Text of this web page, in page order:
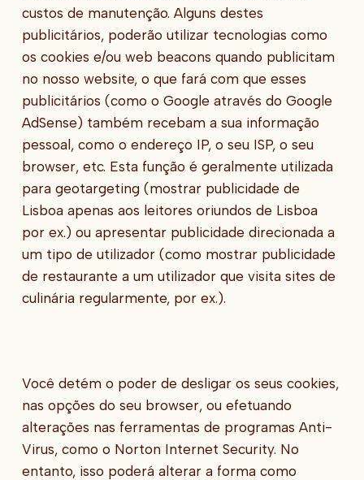
custos de manutenção. Alguns destes
publicitários, poderão utilizar tecnologias como
os cookies e/ou web beacons quando publicitam
no nosso website, o que fará com que esses
publicitários (como o Google através do Google
AdSense) também recebam a sua informação
pessoal, como o endereço IP, o seu ISP, o seu
browser, etc. Esta função é geralmente utilizada
para geotargeting (mostrar publicidade de
Lisboa apenas aos leitores oriundos de Lisboa
por ex.) ou apresentar publicidade direcionada a
um tipo de utilizador (como mostrar publicidade
de restaurante a um utilizador que visita sites de
culinária regularmente, por ex.).
Você detém o poder de desligar os seus cookies,
nas opções do seu browser, ou efetuando
alterações nas ferramentas de programas Anti-
Virus, como o Norton Internet Security. No
entanto, isso poderá alterar a forma como